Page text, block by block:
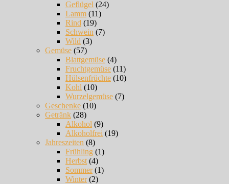
Geflügel (24)
Lamm (11)
Rind (19)
Schwein (7)
Wild (3)
Gemüse (57)
Blattgemüse (4)
Fruchtgemüse (11)
Hülsenfrüchte (10)
Kohl (10)
Wurzelgemüse (7)
Geschenke (10)
Getränk (28)
Alkohol (9)
Alkoholfrei (19)
Jahreszeiten (8)
Frühling (1)
Herbst (4)
Sommer(1)
Winter(2)